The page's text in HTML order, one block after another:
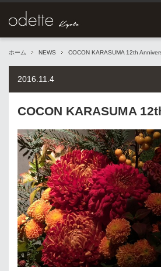
ホーム NEWS COCON KARASUMA 12th
2016.11.4
COCON KARASUMA